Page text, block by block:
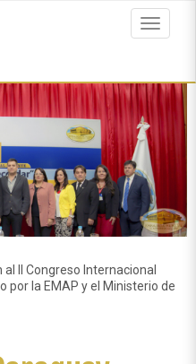
Toggle
II Congreso Internacional
por la EMAP y el Ministerio de